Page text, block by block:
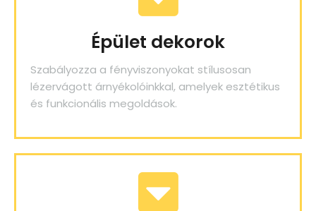
Épület dekorok
Szabályozza a fényviszonyokat stílusosan
lézervágott árnyékolóinkkal, amelyek esztétikus
és funkcionális megoldások.